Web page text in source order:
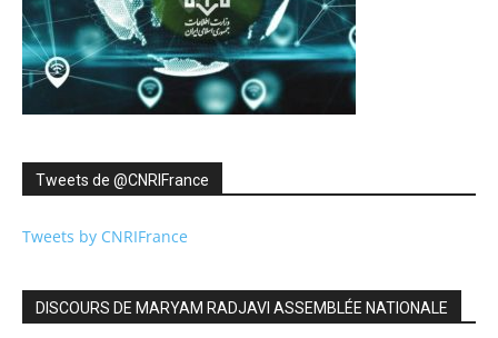
Tweets de ‎@CNRIFrance
Tweets by CNRIFrance
DISCOURS DE MARYAM RADJAVI ASSEMBLÉE NATIONALE